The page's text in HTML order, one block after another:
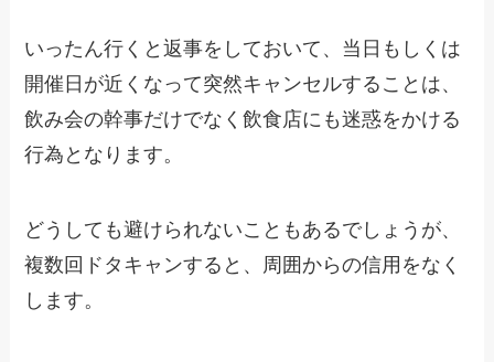
いったん行くと返事をしておいて、当日もしくは
開催日が近くなって突然キャンセルすることは、
飲み会の幹事だけでなく飲食店にも迷惑をかける
行為 となります。
どうしても避けられないこともあるでしょうが、
複数回ドタキャンすると、周囲からの信用をなく
します。